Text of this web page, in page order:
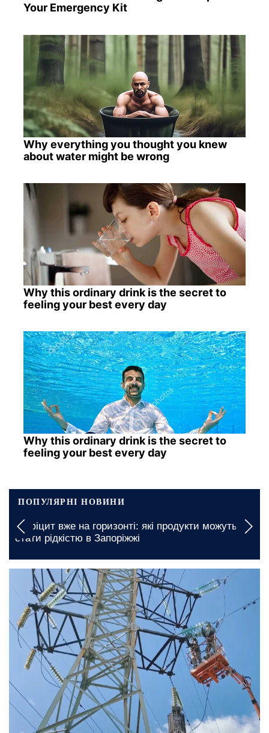
Your Emergency Kit
Why everything you thought you knew
about water might be wrong
Why this ordinary drink is the secret to
feeling your best every day
Why this ordinary drink is the secret to
feeling your best every day
ПОПУЛЯРНІ НОВИНИ
Дефіцит вже на горизонті: які продукти можуть
стати рідкістю в Запоріжжі
сьогодні, 12:00